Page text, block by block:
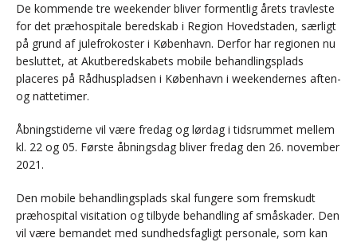
De kommende tre weekender bliver formentlig årets travleste
for det præhospitale beredskab i Region Hovedstaden, særligt
på grund af julefrokoster i København. Derfor har regionen nu
besluttet, at Akutberedskabets mobile behandlingsplads
placeres på Rådhuspladsen i København i weekendernes aften-
og nattetimer.
Åbningstiderne vil være fredag og lørdag i tidsrummet mellem
kl. 22 og 05. Første åbningsdag bliver fredag den 26. november
2021.
Den mobile behandlingsplads skal fungere som fremskudt
præhospital visitation og tilbyde behandling af småskader. Den
vil være bemandet med sundhedsfagligt personale, som kan